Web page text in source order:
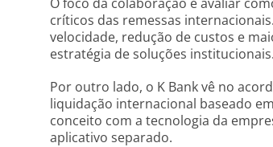
críticos das remessas
velocidade, redução de custos e
estratégia de soluções institucionais.
Por outro lado, o K Bank vê no
liquidação internacional baseado
conceito com a tecnologia da
aplicativo separado.